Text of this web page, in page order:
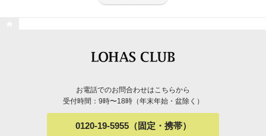
お電話でのお問合わせはこちらから
受付時間：9時〜18時（年末年始・盆除く）
0120-19-5955（固定・携帯）